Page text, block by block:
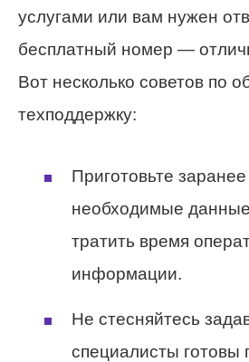
услугами или вам нужен
бесплатный номер —
Вот несколько советов по
техподдержку:
Приготовьте заранее
необходимые
тратить время
информации.
Не стесняйтесь
специалисты готовы